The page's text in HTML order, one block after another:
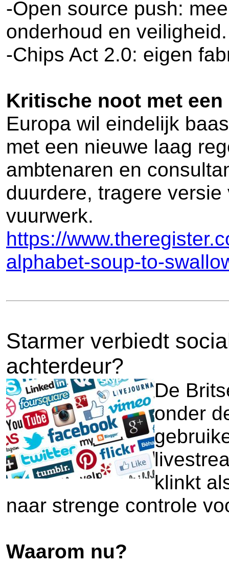
-Open source push:
onderhoud en
-Chips Act 2.0: eigen
Kritische noot met
Europa wil eindelijk
met een nieuwe laag
ambtenaren en
duurdere, tragere
vuurwerk.
https://
alphabet-soup-to-
Starmer verbiedt
achterdeur?
De
onder
klinkt
naar strenge controle
Waarom nu?